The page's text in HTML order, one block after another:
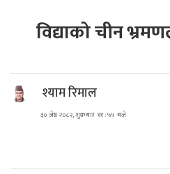
विद्याको चीन
श्याम रिमाल
३० जेष्ठ २०८२, शुक्रबार ११ : ५५ बजे